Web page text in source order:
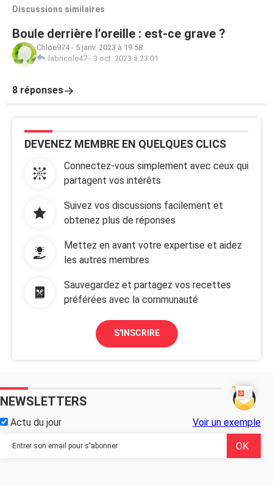
Discussions similaires
Boule derrière l’oreille : est-ce grave ?
Chloe974- 5 janv. 2023 à 19:58
labricole47 - 3 oct. 2023 à 23:01
8 réponses
DEVENEZ MEMBRE EN QUELQUES CLICS
Connectez-vous simplement avec ceux qui
partagent vos intérêts
Suivez vos discussions facilement et
obtenez plus de réponses
Mettez en avant votre expertise et aidez
les autres membres
Sauvegardez et partagez vos recettes
préférées avec la communauté
S'INSCRIRE
NEWSLETTERS
Actu du jour Voir un exemple